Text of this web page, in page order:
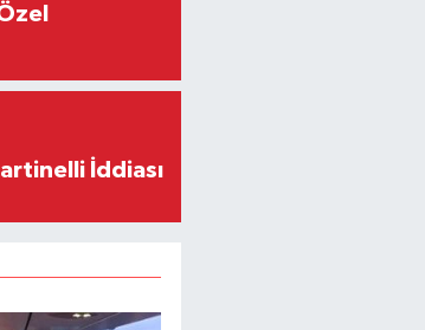
İddiası